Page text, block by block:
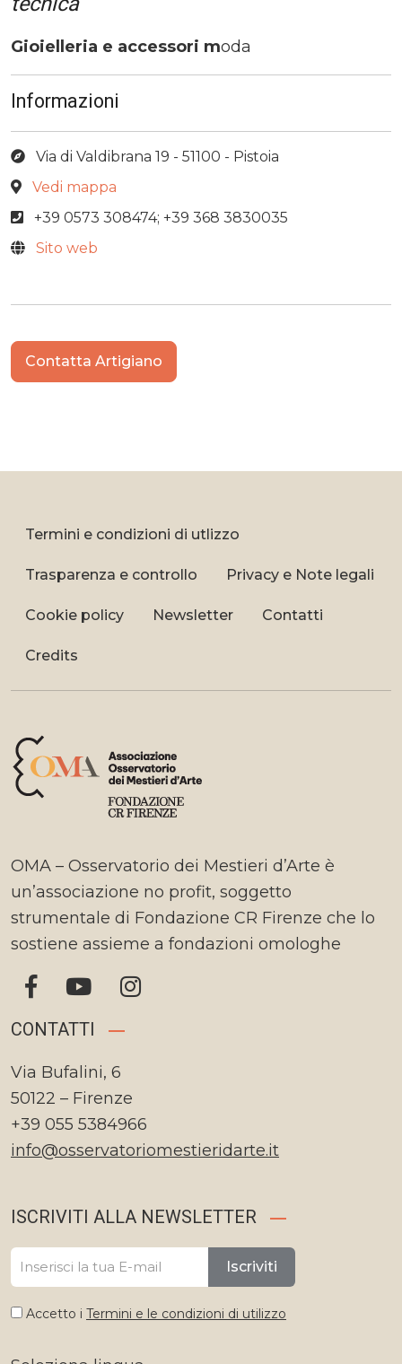
Gioielleria e accessori moda
Informazioni
Via di Valdibrana 19 - 51100 - Pistoia
Vedi mappa
+39 0573 308474; +39 368 3830035
Sito web
Contatta Artigiano
Termini e condizioni di utlizzo
Trasparenza e controllo Privacy e Note legali
Cookie policy Newsletter Contatti
Credits
OMA – Osservatorio dei Mestieri d’Arte è
un’associazione no profit, soggetto
strumentale di Fondazione CR Firenze che lo
sostiene assieme a fondazioni omologhe
CONTATTI
Via Bufalini, 6
50122 – Firenze
+39 055 5384966
info@osservatoriomestieridarte.it
ISCRIVITI ALLA NEWSLETTER
Iscriviti
Accetto i Termini e le condizioni di utilizzo